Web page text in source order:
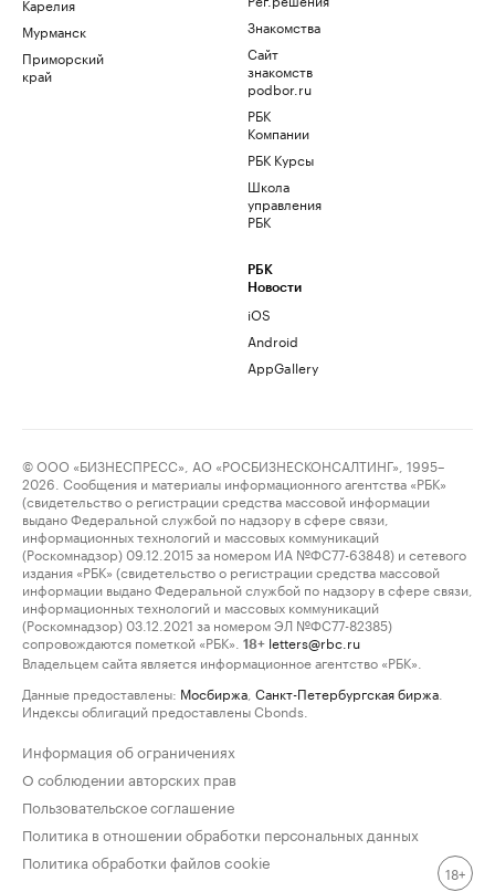
Мурманск
Приморский
край
Знакомства
Сайт
знакомств
podbor.ru
РБК
Компании
РБК Курсы
Школа
управления
РБК
РБК
Новости
iOS
Android
AppGallery
© ООО «БИЗНЕСПРЕСС», АО «РОСБИЗНЕСКОНСАЛТИНГ», 1995–
2026. Сообщения и материалы информационного агентства «РБК»
(свидетельство о регистрации средства массовой информации
выдано Федеральной службой по надзору в сфере связи,
информационных технологий и массовых коммуникаций
(Роскомнадзор) 09.12.2015 за номером ИА №ФС77-63848) и сетевого
издания «РБК» (свидетельство о регистрации средства массовой
информации выдано Федеральной службой по надзору в сфере связи,
информационных технологий и массовых коммуникаций
(Роскомнадзор) 03.12.2021 за номером ЭЛ №ФС77-82385)
сопровождаются пометкой «РБК».
18+ letters@rbc.ru
Владельцем сайта является информационное агентство «РБК».
Данные предоставлены: Мосбиржа Санкт-Петербургская биржа
Индексы облигаций предоставлены Cbonds.
Информация об ограничениях
О соблюдении авторских прав
Пользовательское соглашение
Политика в отношении обработки персональных данных
Политика обработки файлов cookie
18+